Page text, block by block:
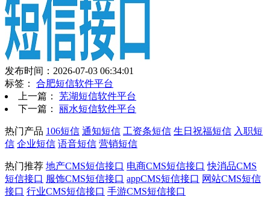
发布时间：2026-07-03 06:34:01
标签： 合肥短信软件平台
上一篇： 芜湖短信软件平台
下一篇： 丽水短信软件平台
热门产品 106短信 通知短信 工资条短信 生日祝福短信 入职短
信 企业短信 语音短信 营销短信
热门推荐 地产CMS短信接口 电商CMS短信接口 快消品CMS
短信接口 服饰CMS短信接口 appCMS短信接口 网站CMS短信
接口 行业CMS短信接口 手游CMS短信接口